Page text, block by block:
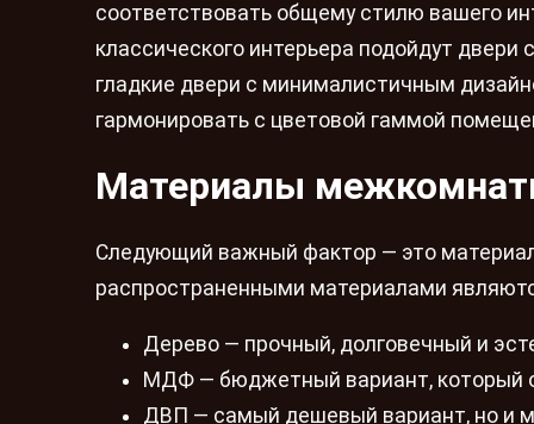
соответствовать общему стилю вашего
классического интерьера подойдут
гладкие двери с минималистичным
гармонировать с цветовой гаммой
Материалы
Следующий важный фактор — это
распространенными материалами
Дерево — прочный, долговечный и
МДФ — бюджетный вариант, который
ДВП — самый дешевый вариант, но и